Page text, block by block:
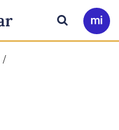
Ir
a
Buscar